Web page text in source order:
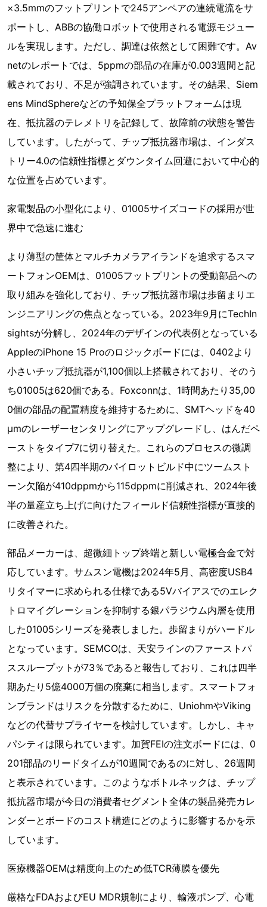
×3.5mmのフットプリントで245アンペアの連続電流をサ
ポートし、ABBの協働ロボットで使用される電源モジュー
ルを実現します。ただし、調達は依然として困難です。Av
netのレポートでは、5ppmの部品の在庫が0.003週間と記
載されており、不足が強調されています。その結果、Siem
ens MindSphereなどの予知保全プラットフォームは現
在、抵抗器のテレメトリを記録して、故障前の状態を警告
しています。したがって、チップ抵抗器市場は、インダス
トリー4.0の信頼性指標とダウンタイム回避において中心的
な位置を占めています。
家電製品の小型化により、01005サイズコードの採用が世
界中で急速に進む
より薄型の筐体とマルチカメラアイランドを追求するスマ
ートフォンOEMは、01005フットプリントの受動部品への
取り組みを強化しており、チップ抵抗器市場は歩留まりエ
ンジニアリングの焦点となっている。2023年9月にTechIn
sightsが分解し、2024年のデザインの代表例となっている
AppleのiPhone 15 Proのロジックボードには、0402より
小さいチップ抵抗器が1,100個以上搭載されており、そのう
ち01005は620個である。Foxconnは、1時間あたり35,00
0個の部品の配置精度を維持するために、SMTヘッドを40
µmのレーザーセンタリングにアップグレードし、はんだペ
ーストをタイプ7に切り替えた。これらのプロセスの微調
整により、第4四半期のパイロットビルド中にツームスト
ーン欠陥が410dppmから115dppmに削減され、2024年後
半の量産立ち上げに向けたフィールド信頼性指標が直接的
に改善された。
部品メーカーは、超微細トップ終端と新しい電極合金で対
応しています。サムスン電機は2024年5月、高密度USB4
リタイマーに求められる仕様である5Vバイアスでのエレク
トロマイグレーションを抑制する銀パラジウム内層を使用
した01005シリーズを発表しました。歩留まりがハードル
となっています。SEMCOは、天安ラインのファーストパ
ススループットが73％であると報告しており、これは四半
期あたり5億4000万個の廃棄に相当します。スマートフォ
ンブランドはリスクを分散するために、UniohmやViking
などの代替サプライヤーを検討しています。しかし、キャ
パシティは限られています。加賀FEIの注文ボードには、0
201部品のリードタイムが10週間であるのに対し、26週間
と表示されています。このようなボトルネックは、チップ
抵抗器市場が今日の消費者セグメント全体の製品発売カレ
ンダーとボードのコスト構造にどのように影響するかを示
しています。
医療機器OEMは精度向上のため低TCR薄膜を優先
厳格なFDAおよびEU MDR規制により、輸液ポンプ、心電